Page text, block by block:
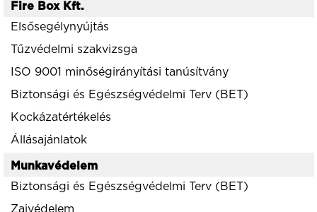
Fire Box Kft.
Elsősegélynyújtás
Tűzvédelmi szakvizsga
ISO 9001 minőségirányítási tanúsítvány
Biztonsági és Egészségvédelmi Terv (BET)
Kockázatértékelés
Állásajánlatok
Munkavédelem
Biztonsági és Egészségvédelmi Terv (BET)
Zajvédelem